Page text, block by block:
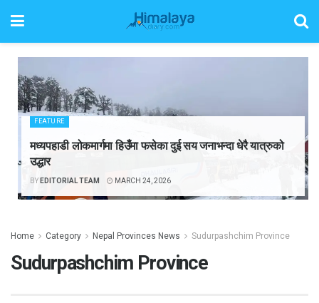
FEATURE
मध्यपहाडी लोकमार्गमा हिउँमा फसेका दुई सय जनाभन्दा धेरै यात्रुको
उद्धार
BY EDITORIAL TEAM MARCH 24, 2026
Home Category Nepal Provinces News Sudurpashchim Province
Sudurpashchim Province